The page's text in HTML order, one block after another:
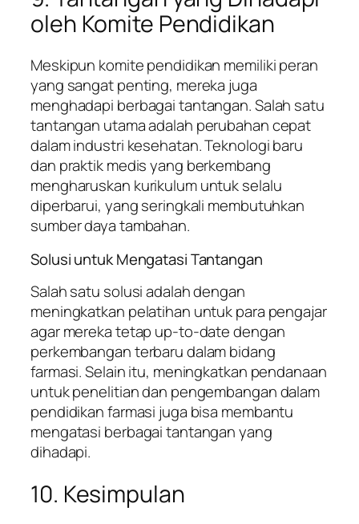
oleh Komite Pendidikan
Meskipun komite pendidikan memiliki peran
yang sangat penting, mereka juga
menghadapi berbagai tantangan. Salah satu
tantangan utama adalah perubahan cepat
dalam industri kesehatan. Teknologi baru
dan praktik medis yang berkembang
mengharuskan kurikulum untuk selalu
diperbarui, yang seringkali membutuhkan
sumber daya tambahan.
Solusi untuk Mengatasi Tantangan
Salah satu solusi adalah dengan
meningkatkan pelatihan untuk para pengajar
agar mereka tetap up-to-date dengan
perkembangan terbaru dalam bidang
farmasi. Selain itu, meningkatkan pendanaan
untuk penelitian dan pengembangan dalam
pendidikan farmasi juga bisa membantu
mengatasi berbagai tantangan yang
dihadapi.
10. Kesimpulan